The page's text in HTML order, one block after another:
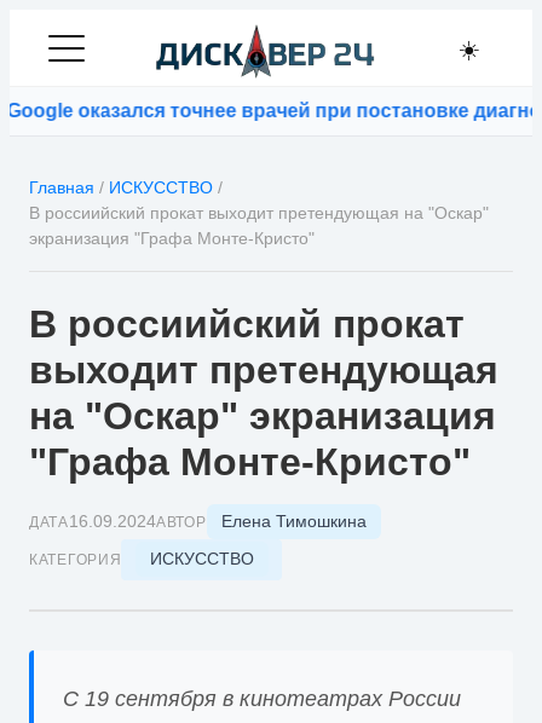
☀️
оказался точнее врачей при постановке
Главная / ИСКУССТВО /
В россиийский прокат выходит претендующая на "Оскар"
экранизация "Графа Монте-Кристо"
В россиийский прокат
выходит претендующая
на "Оскар" экранизация
"Графа Монте-Кристо"
ДАТА16.09.2024АВТОР Елена Тимошкина
КАТЕГОРИЯ ИСКУССТВО
С 19 сентября в кинотеатрах России